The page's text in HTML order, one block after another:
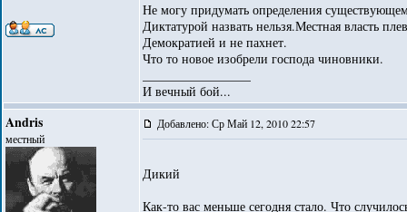
Не могу придумать определения
Диктатурой назвать нельзя.Местная власть
Демократией и не пахнет.
Что то новое изобрели господа чиновники.
И вечный бой...
Andris
местный
Добавлено: Ср Май 12, 2010 22:57
Дикий
Как-то вас меньше сегодня стало. Что